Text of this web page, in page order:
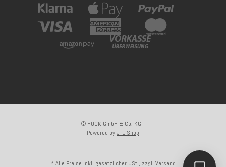
© HOCK GmbH & Co. KG
Powered byJTL-Shop
* Alle Preise inkl. gesetzlicher USt., zzgl. Versand